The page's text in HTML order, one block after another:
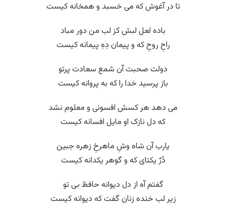
تا در آغوش که می خسبد و همخانه کیست
باده لعل لبش کز لب من دور مباد
راحِ روحِ که و پیمان دِهِ پیمانه کیست
دولت صحبت آن شمع سعادت پرتو
باز پرسید خدا را که به پروانه کیست
می دهد هر کسش افسونی و معلوم نشد
که دل نازک او مایل افسانه کیست
یارب آن شاه وشِ ماهرخِ زهره جبین
دُرّ یکتای که و گوهر یکدانه کیست
گفتم آه از دل دیوانه حافظ بی تو
زیر لب خنده زنان گفت که دیوانه کیست